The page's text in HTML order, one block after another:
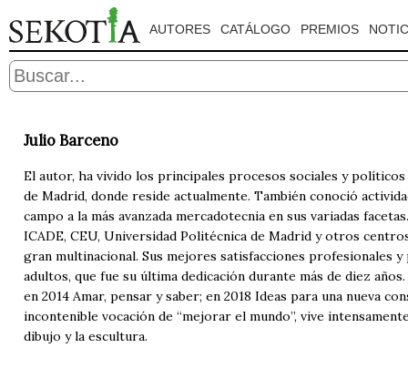
AUTORES CATÁLOGO PREMIOS
Julio Barceno
El autor, ha vivido los principales procesos sociales y
de Madrid, donde reside actualmente. También conoció
campo a la más avanzada mercadotecnia en sus variadas
ICADE, CEU, Universidad Politécnica de Madrid y otros
gran multinacional. Sus mejores satisfacciones profesionales
adultos, que fue su última dedicación durante más de diez
en 2014 Amar, pensar y saber; en 2018 Ideas para una nueva
incontenible vocación de “mejorar el mundo”, vive
dibujo y la escultura.